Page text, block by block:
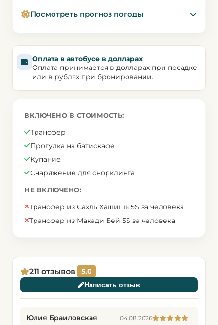
Посмотреть прогноз погоды
Оплата в автобусе в долларах
Оплата принимается в долларах при посадке
или в рублях при бронировании.
ВКЛЮЧЕНО В СТОИМОСТЬ:
Трансфер
Прогулка на батискафе
Купание
Снаряжение для снорклинга
НЕ ВКЛЮЧЕНО:
Трансфер из Сахль Хашишь 5$ за человека
Трансфер из Макади Бей 5$ за человека
211 отзывов 5.0
Написать отзыв
Юлия Браиловская
04.08.2026